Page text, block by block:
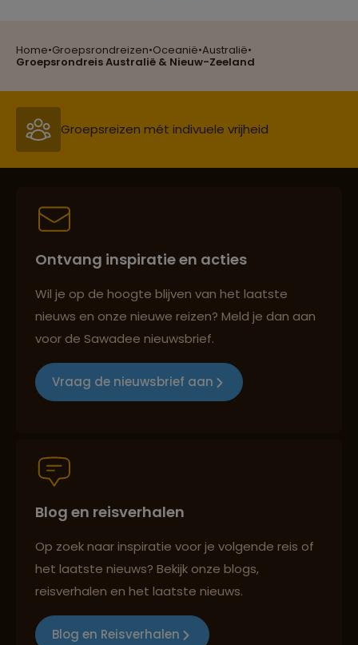
Home•Groepsrondreizen•Oceanië•Australië•
Groepsrondreis Australië & Nieuw-Zeeland
Reizen met oog voor mens, cultuur en milieu
Groepsreizen mét indivuele vrijheid
Persoonlijk en deskundig reisadvies
Reizen met oog voor mens, cultuur en milieu
Persoonlijk en deskundig reisadvies
Best beoordeelde reisroutes
Ontvang inspiratie en acties
Wil je op de hoogte blijven van het laatste
nieuws en onze nieuwe reizen? Meld je dan aan
voor de Sawadee nieuwsbrief.
Vraag de nieuwsbrief aan
Blog en reisverhalen
Op zoek naar inspiratie voor je volgende reis of
het laatste nieuws? Bekijk onze blogs,
reisverhalen en het laatste nieuws.
Blog en Reisverhalen